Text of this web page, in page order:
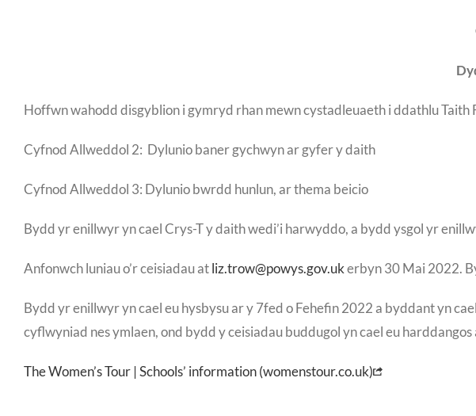
Hoffwn wahodd disgyblion i gymryd rhan mewn cystadleuaeth i ddathlu Taith
Cyfnod Allweddol 2: Dylunio baner gychwyn ar gyfer y daith
Cyfnod Allweddol 3: Dylunio bwrdd hunlun, ar thema beicio
Bydd yr enillwyr yn cael Crys-T y daith wedi’i harwyddo, a bydd ysgol yr
Anfonwch luniau o’r ceisiadau atliz.trow@powys.gov.ukerbyn 30 Mai 2022.
Bydd yr enillwyr yn cael eu hysbysu ar y 7fed o Fehefin 2022 a byddant yn
cyflwyniad nes ymlaen, ond bydd y ceisiadau buddugol yn cael eu
The Women’s Tour | Schools’ information (womenstour.co.uk)